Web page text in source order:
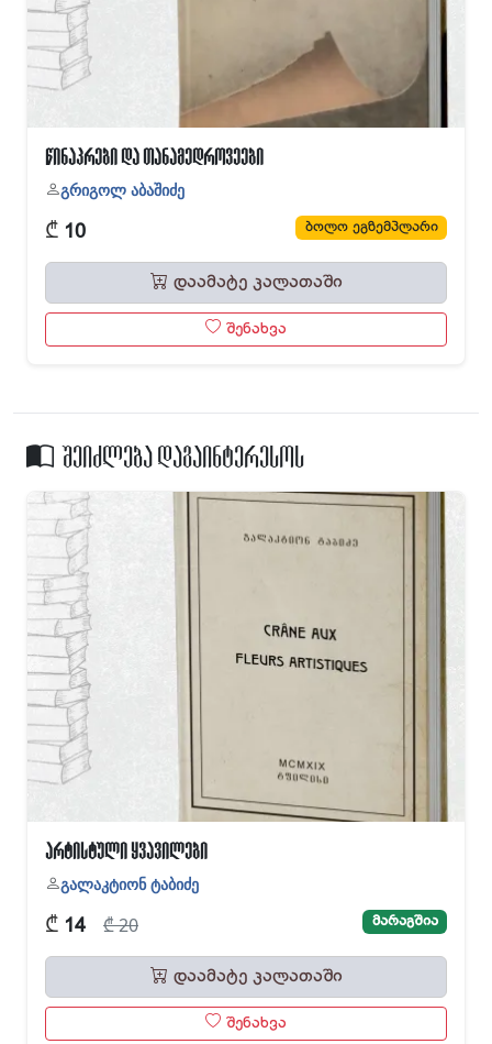
წინაპრები და თანამედროვეები
გრიგოლ აბაშიძე
₾ 10 ბოლო ეგზემპლარი
დაამატე კალათაში
შენახვა
შეიძლება დაგაინტერესოს
არტისტული ყვავილები
გალაკტიონ ტაბიძე
₾ 14 ₾ 20 მარაგშია
დაამატე კალათაში
შენახვა